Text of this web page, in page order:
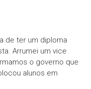
de ter um diploma
Arrumei um vice
o governo que
alunos em